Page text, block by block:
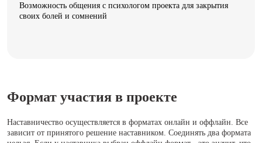
Возможность общения с психологом проекта для закрытия
своих болей и сомнений
Формат участия в проекте
Наставничество осуществляется в форматах онлайн и оффлайн. Все
зависит от принятого решение наставником. Соединять два формата